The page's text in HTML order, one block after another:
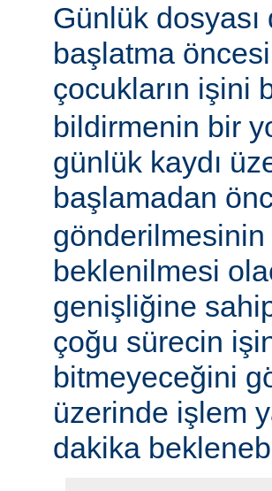
Günlük
başlatma
çocukların işini
bildirmenin bir
günlük kaydı
başlamadan
gönderilmesinin
beklenilmesi
genişliğine
çoğu sürecin
bitmeyeceğini
üzerinde işlem
dakika